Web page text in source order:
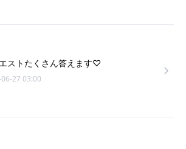
ストたくさん答えます♡
27 03:00